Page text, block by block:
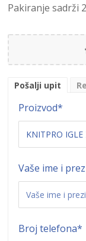
Pakiranje sadrži
Pošalji upit
Proizvod*
Vaše ime i
Broj telefona*